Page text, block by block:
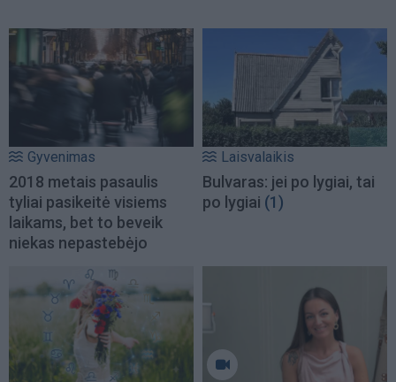
Gyvenimas
2018 metais pasaulis
tyliai pasikeitė visiems
laikams, bet to beveik
niekas nepastebėjo
Laisvalaikis
Bulvaras: jei po lygiai, tai
po lygiai (1)